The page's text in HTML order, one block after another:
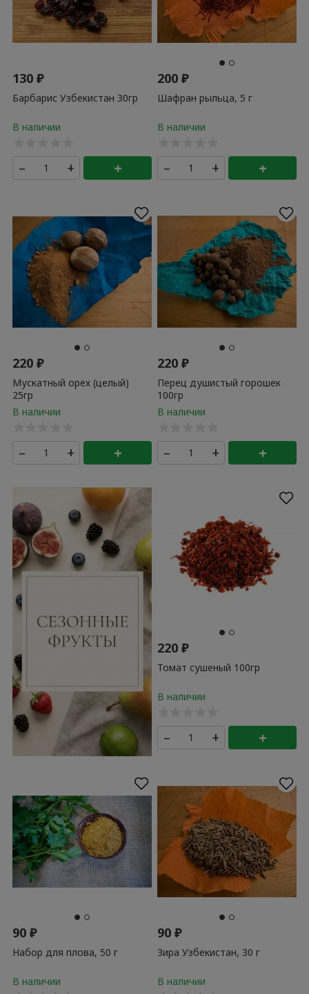
130₽
Барбарис Узбекистан 30гр
– + +
200₽
Шафран рыльца, 5 г
– + +
220₽
Мускатный орех (целый)
25гр
– + +
220₽
Перец душистый горошек
100гр
– + +
220₽
Томат сушеный 100гр
– + +
90₽
Набор для плова, 50 г
90₽
Зира Узбекистан, 30 г